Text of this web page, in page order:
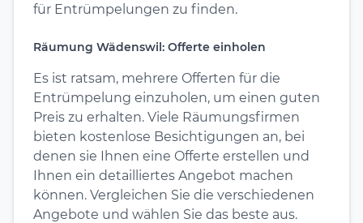
für Entrümpelungen zu finden.
Räumung Wädenswil: Offerte einholen
Es ist ratsam, mehrere Offerten für die
Entrümpelung einzuholen, um einen guten
Preis zu erhalten. Viele Räumungsfirmen
bieten kostenlose Besichtigungen an, bei
denen sie Ihnen eine Offerte erstellen und
Ihnen ein detailliertes Angebot machen
können. Vergleichen Sie die verschiedenen
Angebote und wählen Sie das beste aus.